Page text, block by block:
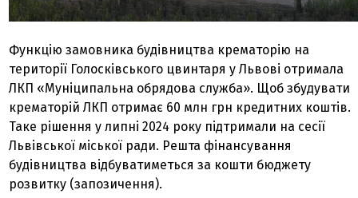
Функцію замовника будівництва крематорію на
території Голосківського цвинтаря у Львові отримала
ЛКП «Муніципальна обрядова служба». Щоб збудувати
крематорій ЛКП отримає 60 млн грн кредитних коштів.
Таке рішення у липні 2024 року підтримали на сесії
Львівської міської ради. Решта фінансування
будівництва відбуватиметься за кошти бюджету
розвитку (запозичення).